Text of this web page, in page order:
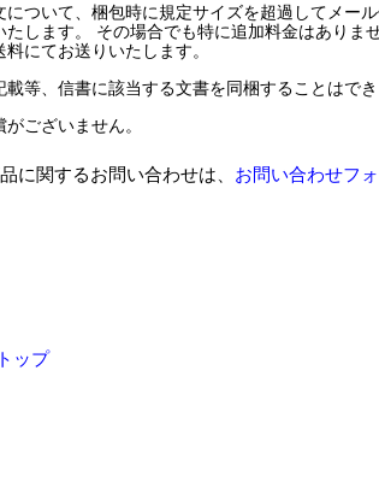
について、梱包時に規定サイズを超過してメー
します。 その場合でも特に追加料金はありま
にてお送りいたします。
等、信書に該当する文書を同梱することはでき
ございません。
に関するお問い合わせは、 お問い合わせフ
ップ